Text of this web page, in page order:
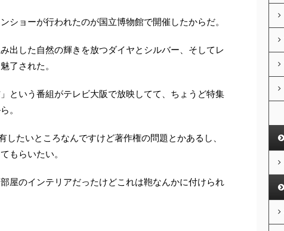
ショーが行われたのが国立博物館で開催したからだ。
出した自然の輝きを放つダイヤとシルバー、そしてレ
了された。
という番組がテレビ大阪で放映してて、ちょうど特集
。
たいところなんですけど著作権の問題とかあるし、
もらいたい。
屋のインテリアだったけどこれは鞄なんかに付けられ